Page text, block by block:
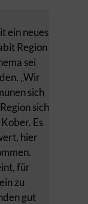
ein neues
Region
sei
„Wir
sich
sich
Es
hier
für
zu
gut